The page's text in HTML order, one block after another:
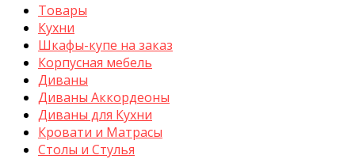
Товары
Кухни
Шкафы-купе на заказ
Корпусная мебель
Диваны
Диваны Аккордеоны
Диваны для Кухни
Кровати и Матрасы
Столы и Стулья